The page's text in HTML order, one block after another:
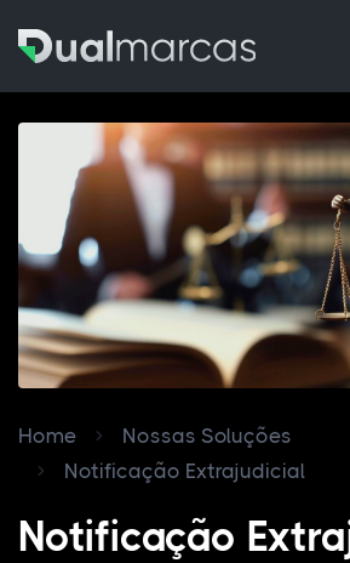
Home
Nossas Soluções
Notificação Extrajudicial
Notificação